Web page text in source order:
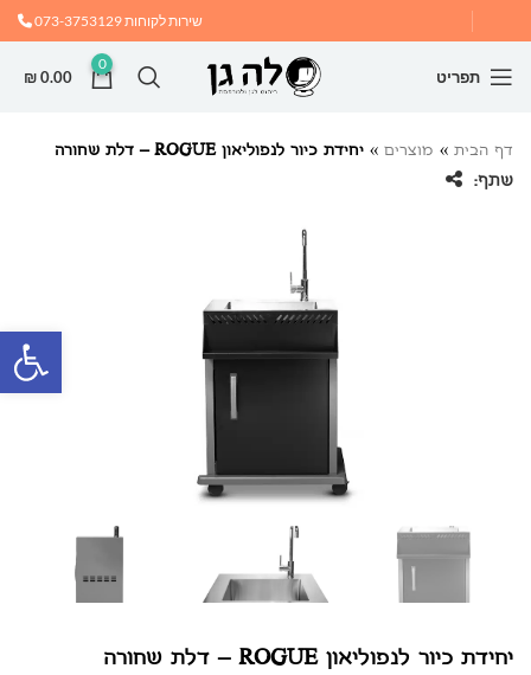
שירות לקוחות073-3753129
תפריט
0
₪0.00
דף הבית » מוצרים » יחידת כיור לנפוליאון ROGUE – דלת שחורה
שתף:
יחידת כיור לנפוליאון ROGUE – דלת שחורה